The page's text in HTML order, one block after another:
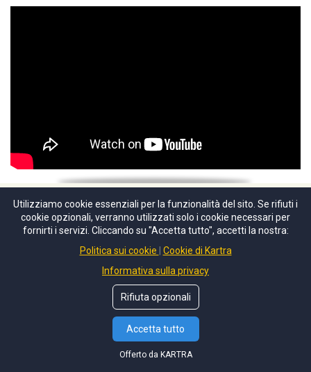
Revit o archicad? La parola a Enrica.
"Il corso è veramente stimolante, molto chiaro e per
niente scontato. Giada ha la capacità, nei suoi video, di
tenere sempre alta l'attenzione e ti svela anche piccoli
escamotage che si rivelano grandi perle per risparmiare
tempo!".
ARCHITETTO
Prenota la consulenza di orientamento gratuita
BUONO SCONTO del 10%
Iscrivendoti alla newsletter
Utilizziamo cookie essenziali per la funzionalità del sito. Se rifiuti i
cookie opzionali, verranno utilizzati solo i cookie necessari per
fornirti i servizi. Cliccando su "Accetta tutto", accetti la nostra:
Politica sui cookie
Cookie di Kartra
Informativa sulla privacy
Rifiuta opzionali
Accetta tutto
Offerto da KARTRA